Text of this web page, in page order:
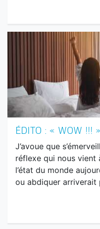
ÉDITO : « WOW !!!
J’avoue que
réflexe qui nous vient
l’état du monde
ou abdiquer arriverait